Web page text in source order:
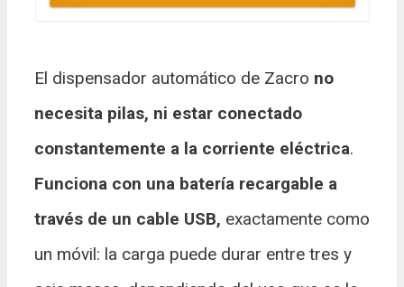
El dispensador automático de Zacro no
necesita pilas, ni estar conectado
constantemente a la corriente eléctrica.
Funciona con una batería recargable a
través de un cable USB, exactamente como
un móvil: la carga puede durar entre tres y